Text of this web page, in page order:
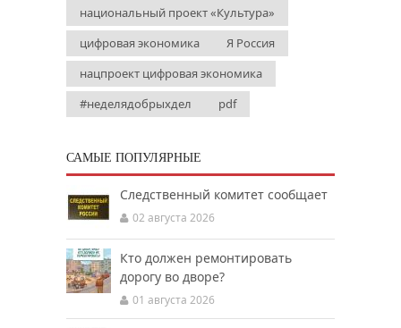
национальный проект «Культура»
цифровая экономика
Я Россия
нацпроект цифровая экономика
#неделядобрыхдел
pdf
САМЫЕ ПОПУЛЯРНЫЕ
Следственный комитет сообщает
02 августа 2026
Кто должен ремонтировать
дорогу во дворе?
01 августа 2026